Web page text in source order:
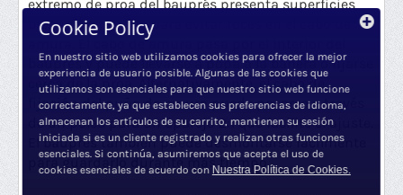
extremo de proa del bauprés presenta superficies
bien redondeadas para evitar roces en el cabo de
amura. El cabo de amura pasa por el interior del
bauprés y puede llevarse a popa a la bañera o fijarse
cerca de la proa. Alternativamente, el cabo de
fijación del puño de amura puede pasarse a través
de un polea para un aparejo 2:1 que facilite el ajuste.
El bauprés también puede desmontarse fácilmente
para guardarlo durante más tiempo.
Cookie Policy
En nuestro sitio web utilizamos cookies para ofrecer la mejor
experiencia de usuario posible. Algunas de las cookies que
utilizamos son esenciales para que nuestro sitio web funcione
correctamente, ya que establecen sus preferencias de idioma,
almacenan los artículos de su carrito, mantienen su sesión
iniciada si es un cliente registrado y realizan otras funciones
esenciales. Si continúa, asumiremos que acepta el uso de
cookies esenciales de acuerdo con Nuestra Política de Cookies.